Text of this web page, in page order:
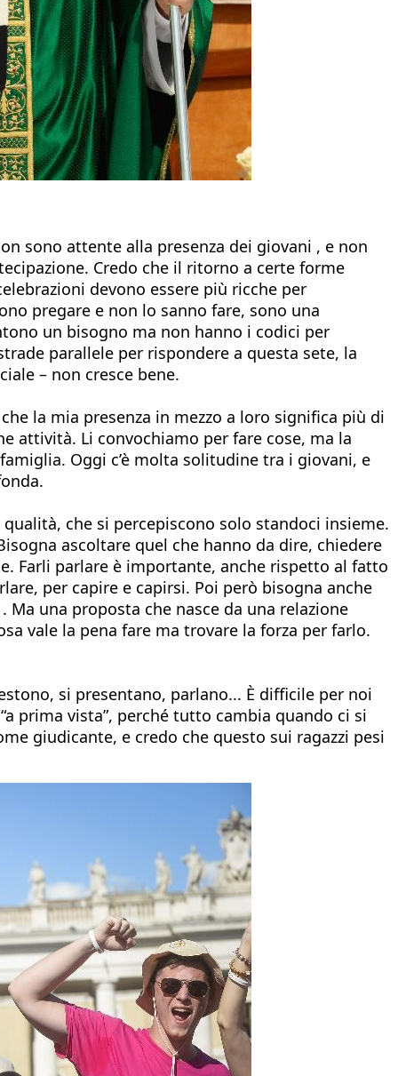
sono attente alla presenza dei giovani , e non
Credo che il ritorno a certe forme
devono essere più ricche per
pregare e non lo sanno fare, sono una
un bisogno ma non hanno i codici per
parallele per rispondere a questa sete, la
– non cresce bene.
la mia presenza in mezzo a loro significa più di
attività. Li convochiamo per fare cose, ma la
Oggi c’è molta solitudine tra i giovani, e
che si percepiscono solo standoci insieme.
ascoltare quel che hanno da dire, chiedere
Farli parlare è importante, anche rispetto al fatto
per capire e capirsi. Poi però bisogna anche
una proposta che nasce da una relazione
vale la pena fare ma trovare la forza per farlo.
si presentano, parlano... È difficile per noi
prima vista”, perché tutto cambia quando ci si
giudicante, e credo che questo sui ragazzi pesi